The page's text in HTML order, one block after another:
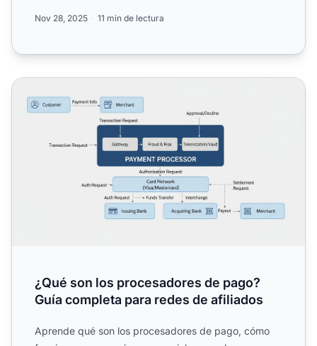
Nov 28, 2025 11 min de lectura
¿Qué son los procesadores de pago? Guía completa
¿Qué son los procesadores de pago?
Guía completa para redes de afiliados
Aprende qué son los procesadores de pago, cómo